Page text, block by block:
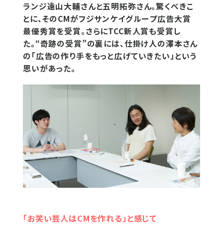
ランジ遠山大輔さんと五明拓弥さん。驚くべきこ
とに、そのCMがフジサンケイグループ広告大賞
最優秀賞を受賞。さらにTCC新人賞も受賞し
た。“奇跡の受賞”の裏には、仕掛け人の澤本さん
の「広告の作り手をもっと広げていきたい」という
思いがあった。
「お笑い芸人はCMを作れる」と感じて